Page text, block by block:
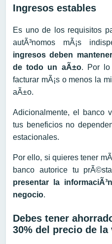
Ingresos estables
Es uno de los requisitos
autÃ³nomos mÃ¡s
ingresos deben
de todo un aÃ±o. Por lo
facturar mÃ¡s o menos la
aÃ±o.
Adicionalmente, el banco
tus beneficios no
estacionales.
Por ello, si quieres tener
banco autorice tu
presentar la
negocio.
Debes tener
30% del precio de la